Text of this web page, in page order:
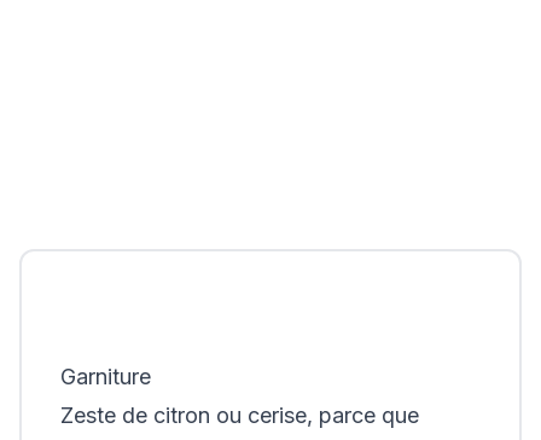
Garniture
Zeste de citron ou cerise, parce que